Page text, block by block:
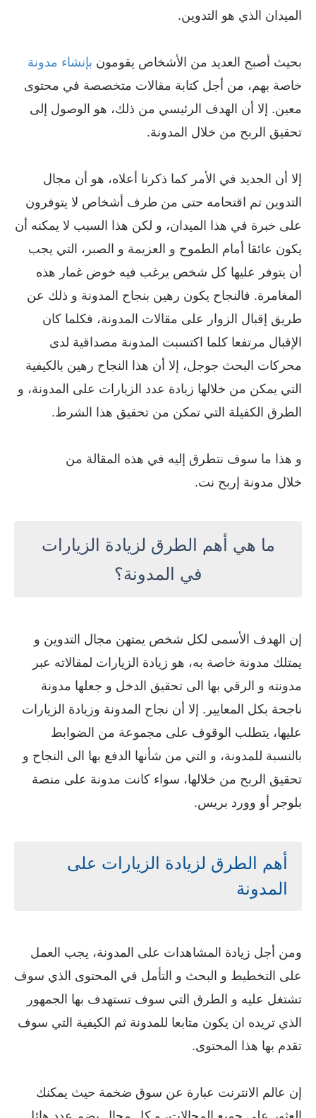
الميدان الذي هو التدوين.
بحيث أصبح العديد من الأشخاص يقومون بإنشاء مدونة
خاصة بهم، من أجل كتابة مقالات متخصصة في محتوى
معين. إلا أن الهدف الرئيسي من ذلك، هو الوصول إلى
تحقيق الربح من خلال المدونة.
إلا أن الجديد في الأمر كما ذكرنا أعلاه، هو أن مجال
التدوين تم اقتحامه حتى من طرف أشخاص لا يتوفرون
على خبرة في هذا الميدان، و لكن هذا السبب لا يمكنه أن
يكون عائقا أمام الطموح و العزيمة و الصبر، التي يجب
أن يتوفر عليها كل شخص يرغب فيه خوض غمار هذه
المغامرة. فالنجاح يكون رهين بنجاح المدونة و ذلك عن
طريق إقبال الزوار على مقالات المدونة، فكلما كان
الإقبال مرتفعا كلما اكتسبت المدونة مصداقية لدى
محركات البحث جوجل، إلا أن هذا النجاح رهين بالكيفية
التي يمكن من خلالها زيادة عدد الزيارات على المدونة، و
الطرق الكفيلة التي تمكن من تحقيق هذا الشرط.
و هذا ما سوف نتطرق إليه في هذه المقالة من
خلال مدونة إربح نت.
ما هي أهم الطرق لزيادة الزيارات
في المدونة؟
إن الهدف الأسمى لكل شخص يمتهن مجال التدوين و
يمتلك مدونة خاصة به، هو زيادة الزيارات لمقالاته عبر
مدونته و الرقي بها الى تحقيق الدخل و جعلها مدونة
ناجحة بكل المعايير. إلا أن نجاح المدونة وزيادة الزيارات
عليها، يتطلب الوقوف على مجموعة من الضوابط
بالنسبة للمدونة، و التي من شأنها الدفع بها الى النجاح و
تحقيق الربح من خلالها، سواء كانت مدونة على منصة
بلوجر أو وورد بريس.
أهم الطرق لزيادة الزيارات على
المدونة
ومن أجل زيادة المشاهدات على المدونة، يجب العمل
على التخطيط و البحث و التأمل في المحتوى الذي سوف
تشتغل عليه و الطرق التي سوف تستهدف بها الجمهور
الذي تريده ان يكون متابعا للمدونة ثم الكيفية التي سوف
تقدم بها هذا المحتوى.
إن عالم الانترنت عبارة عن سوق ضخمة حيث يمكنك